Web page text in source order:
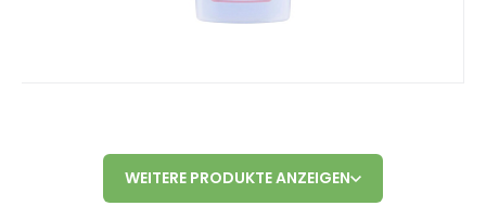
WEITERE PRODUKTE ANZEIGEN